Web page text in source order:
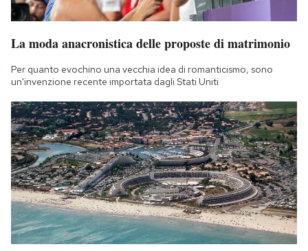
La moda anacronistica delle proposte di matrimonio
Per quanto evochino una vecchia idea di romanticismo, sono
un'invenzione recente importata dagli Stati Uniti